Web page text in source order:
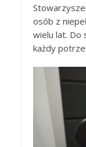
osób z
wielu lat. Do
każdy